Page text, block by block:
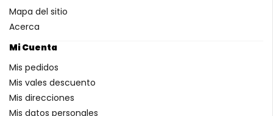
Mapa del sitio
Acerca
Mi Cuenta
Mis pedidos
Mis vales descuento
Mis direcciones
Mis datos personales